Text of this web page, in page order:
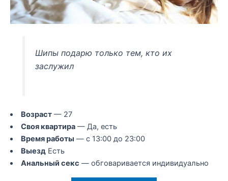
Шипы подарю только тем, кто их
заслужил
Возраст— 27
Своя квартира— Да, есть
Время работы — с 13:00 до 23:00
ВыездЕсть
Анальный секс — обговаривается индивидуально